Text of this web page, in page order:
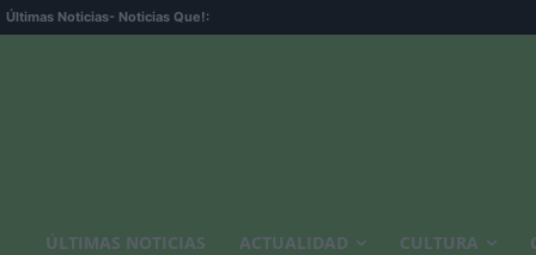
Últimas Noticias- Noticias Que!:
ÚLTIMAS NOTICIAS ACTUALIDAD CULTURA